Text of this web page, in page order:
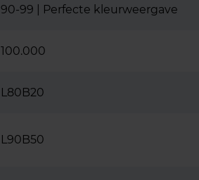
90-99 | Perfecte kleurweergave
100.000
L80B20
L90B50